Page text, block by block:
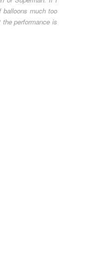
much too
performance is